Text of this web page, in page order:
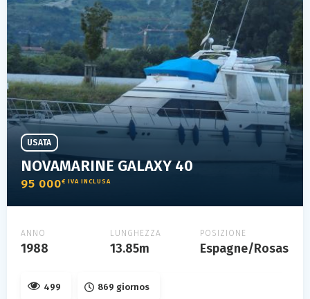
NOVAMARINE GALAXY 40
95 000€ IVA INCLUSA
USATA
ANNO
1988
LUNGHEZZA
13.85m
POSIZIONE
Espagne/Rosas
499 869 giornos